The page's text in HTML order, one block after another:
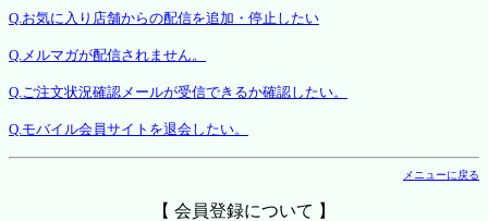
Q.お気に入り店舗からの配信を追加・停止したい
Q.メルマガが配信されません。
Q.ご注文状況確認メールが受信できるか確認したい。
Q.モバイル会員サイトを退会したい。
メニューに戻る
【 会員登録について 】